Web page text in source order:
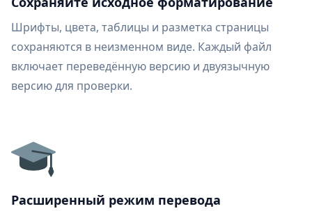
Шрифты, цвета, таблицы и разметка страницы
сохраняются в неизменном виде. Каждый файл
включает переведённую версию и двуязычную
версию для проверки.
Расширенный режим перевода